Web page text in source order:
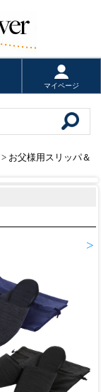
マイページ
> お父様用スリッパ＆
>